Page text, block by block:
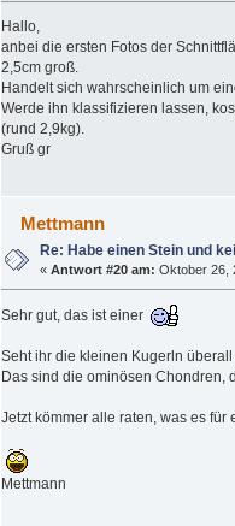
Hallo,
anbei die ersten Fotos der
2,5cm groß.
Handelt sich wahrscheinlich um
Werde ihn klassifizieren lassen,
(rund 2,9kg).
Gruß gr
Mettmann
Re: Habe einen Stein und
«Antwort #20 am: Oktober 26,
Sehr gut, das ist einer
Seht ihr die kleinen Kugerln
Das sind die ominösen Chondren,
Jetzt kömmer alle raten, was es für
Mettmann